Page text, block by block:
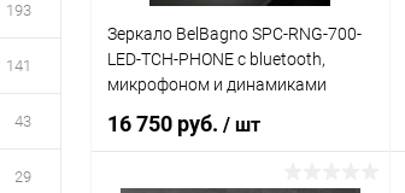
193
141
43
29
Зеркало BelBagno SPC-RNG-700-
LED-TCH-PHONE с bluetooth,
микрофоном и динамиками
16 750 руб. / шт